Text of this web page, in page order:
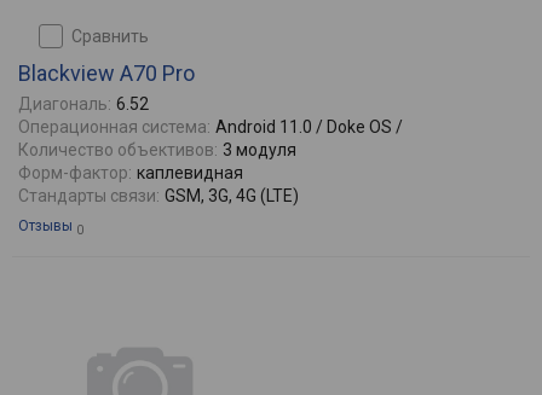
сравнить
Blackview A70 Pro
Диагональ: 6.52
Операционная система: Android 11.0 / Doke OS /
Количество объективов: 3 модуля
Форм-фактор: каплевидная
Стандарты связи: GSM, 3G, 4G (LTE)
Отзывы 0